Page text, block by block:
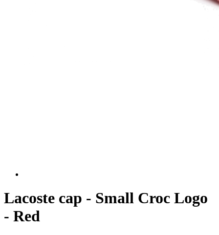
Lacoste cap - Small Croc Logo
- Red